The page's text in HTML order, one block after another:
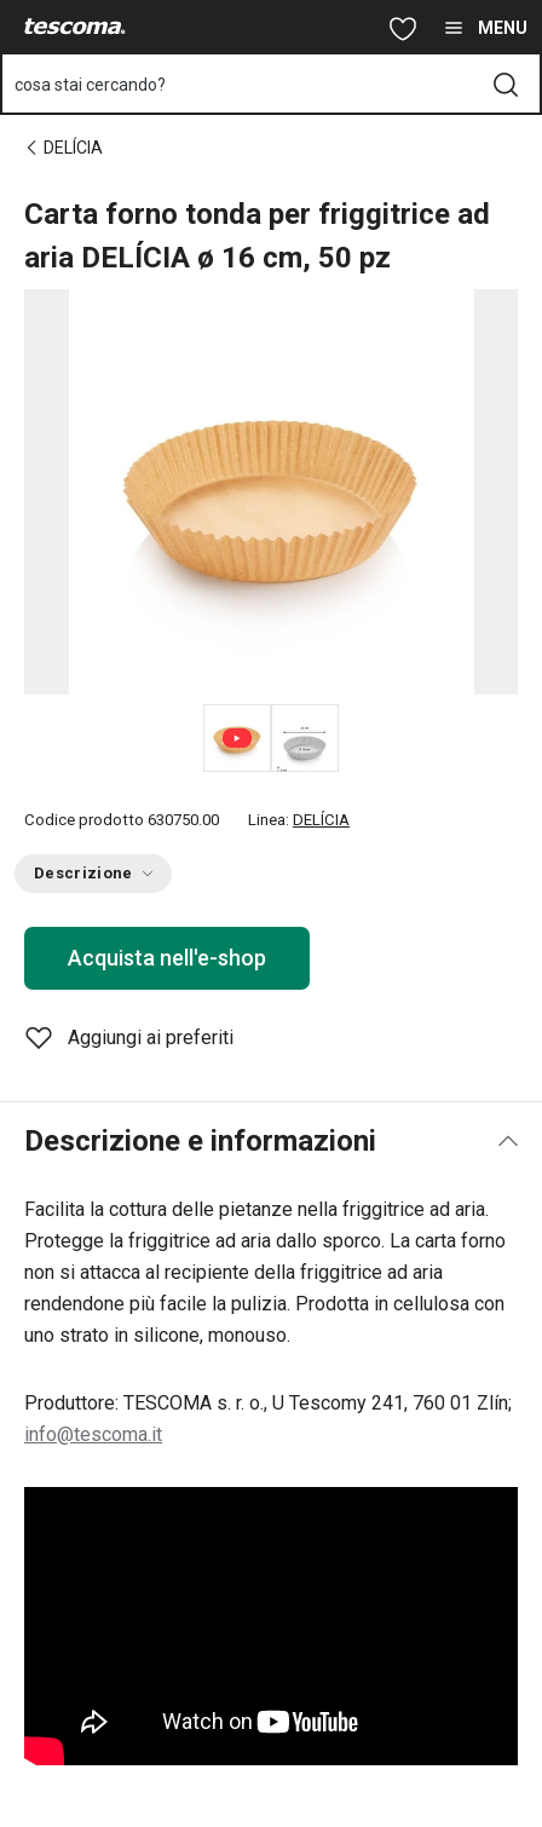
Vai al contenuto principale MENU
cosa stai cercando?
DELÍCIA
Carta forno tonda per friggitrice ad
aria DELÍCIA ø 16 cm, 50 pz
Codice prodotto 630750.00 Linea: DELÍCIA
Descrizione
Acquista nell'e-shop
Aggiungi ai preferiti
Descrizione e informazioni
Facilita la cottura delle pietanze nella friggitrice ad aria.
Protegge la friggitrice ad aria dallo sporco. La carta forno
non si attacca al recipiente della friggitrice ad aria
rendendone più facile la pulizia. Prodotta in cellulosa con
uno strato in silicone, monouso.
Produttore: TESCOMA s. r. o., U Tescomy 241, 760 01 Zlín;
info@tescoma.it